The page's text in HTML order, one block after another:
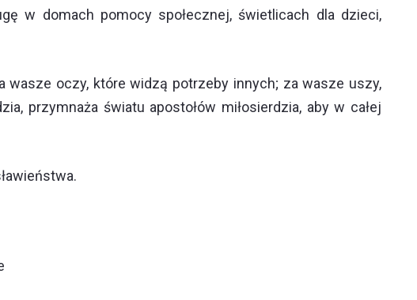
w domach pomocy społecznej, świetlicach dla dzieci,
wasze oczy, które widzą potrzeby innych; za wasze uszy,
przymnaża światu apostołów miłosierdzia, aby w całej